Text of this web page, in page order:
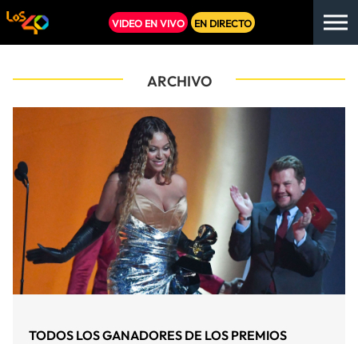
VIDEO EN VIVO EN DIRECTO
ARCHIVO
TODOS LOS GANADORES DE LOS PREMIOS